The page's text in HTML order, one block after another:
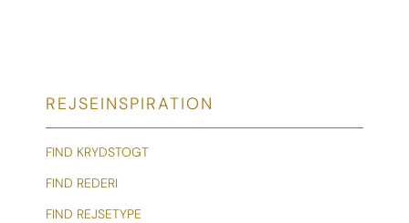
REJSEINSPIRATION
FIND KRYDSTOGT
FIND REDERI
FIND REJSETYPE